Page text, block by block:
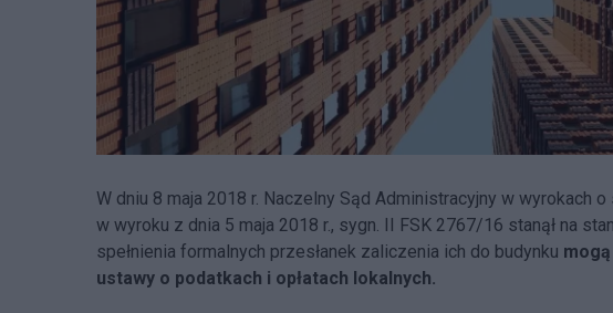
W dniu 8 maja 2018 r. Naczelny Sąd Administracyjny w wyrokach
w wyroku z dnia 5 maja 2018 r., sygn. II FSK 2767/16 stanął na
spełnienia formalnych przesłanek zaliczenia ich do budynku
ustawy o podatkach i opłatach lokalnych.